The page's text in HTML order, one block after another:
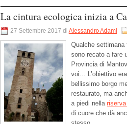
La cintura ecologica inizia a
27 Settembre 2017 di Alessandro Adami
Qualche settimana
sono recato a fare
Provincia di
voi… L’obiettivo
bellissimo borgo
restaurato, ma
a piedi nella
di cuore che dà